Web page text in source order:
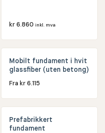
kr6.860 inkl. mva
Mobilt fundament i hvit
glassfiber (uten betong)
Fra kr6.115
Prefabrikkert
fundament